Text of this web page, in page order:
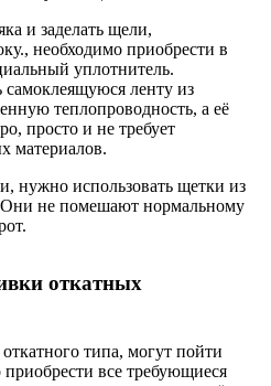
и заделать щели,
необходимо приобрести в
уплотнитель.
самоклеящуюся ленту из
теплопроводность, а её
просто и не требует
материалов.
нужно использовать щетки из
не помешают нормальному
откатных
типа, могут пойти
все требующиеся